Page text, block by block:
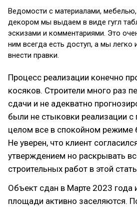
Ведомости с материалами,
декором мы выдаем в виде гугл
эскизами и комментариями. Это
ним всегда есть доступ, а мы
внести правки.
Процесс реализации конечно
косяков. Строители много раз
сдачи и не адекватно
были не стыковки реализации с
целом все в спокойном режиме
Не уверен, что клиент
утверждением но раскрывать
строительных работ в этой
Объект сдан в Марте 2023 года
площади активно заселяются.